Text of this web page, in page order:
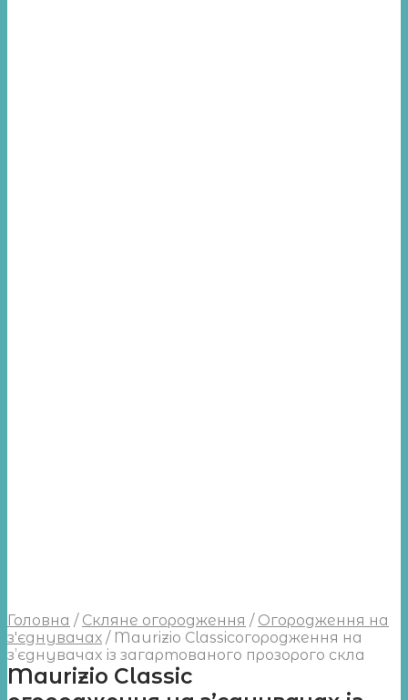
Головна / Скляне огородження / Огородження на
з'єднувачах /Maurizio Classicогородження на
з’єднувачах із загартованого прозорого скла
Maurizio Classic